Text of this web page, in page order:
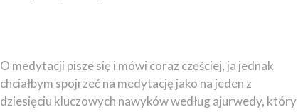
O medytacji pisze się i mówi coraz częściej, ja jednak
chciałbym spojrzeć na medytację jako na jeden z
dziesięciu kluczowych nawyków według ajurwedy, który